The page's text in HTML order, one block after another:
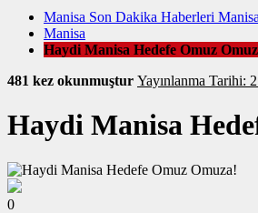
Manisa Son Dakika Haberleri
Manisa
Haydi Manisa Hedefe Omuz
481 kez okunmuştur Yayınlanma Tarihi:
Haydi Manisa
0